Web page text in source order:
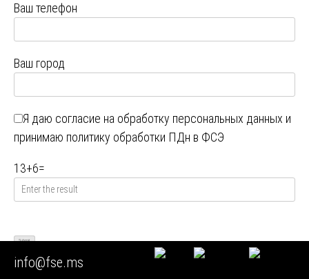
Ваш телефон
Ваш город
Я даю согласие на обработку персональных данных и
принимаю политику обработки ПДн в ФСЭ
13+6=
info@fse.ms